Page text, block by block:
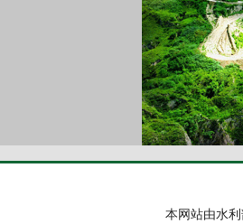
本网站由水